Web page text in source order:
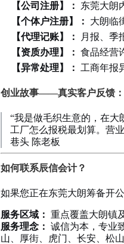
【公司注册】：
东莞大朗
【个体户注册】：
大朗临
【代理记账】：
月报、季
【资质办理】： 食品经营
【异常处理】：
工商年报
创业故事——真实客户反馈：
“我是做毛织生意的，在
工厂怎么报税最划算。营
巷头 陈老板
如何联系辰信会计？
如果您正在东莞大朗筹备开
服务区域： 重点覆盖大朗镇
服务理念： 诚信为本，专业
山、厚街、虎门、长安、松